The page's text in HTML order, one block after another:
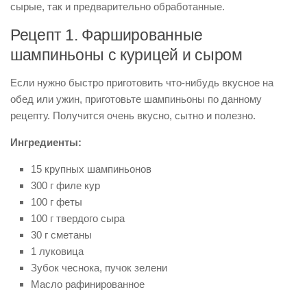
сырые, так и предварительно обработанные.
Рецепт 1. Фаршированные
шампиньоны с курицей и сыром
Если нужно быстро приготовить что-нибудь вкусное на
обед или ужин, приготовьте шампиньоны по данному
рецепту. Получится очень вкусно, сытно и полезно.
Ингредиенты:
15 крупных шампиньонов
300 г филе кур
100 г феты
100 г твердого сыра
30 г сметаны
1 луковица
Зубок чеснока, пучок зелени
Масло рафинированное